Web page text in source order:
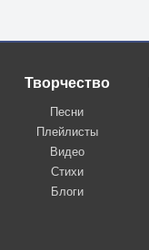
Творчество
Песни
Плейлисты
Видео
Стихи
Блоги